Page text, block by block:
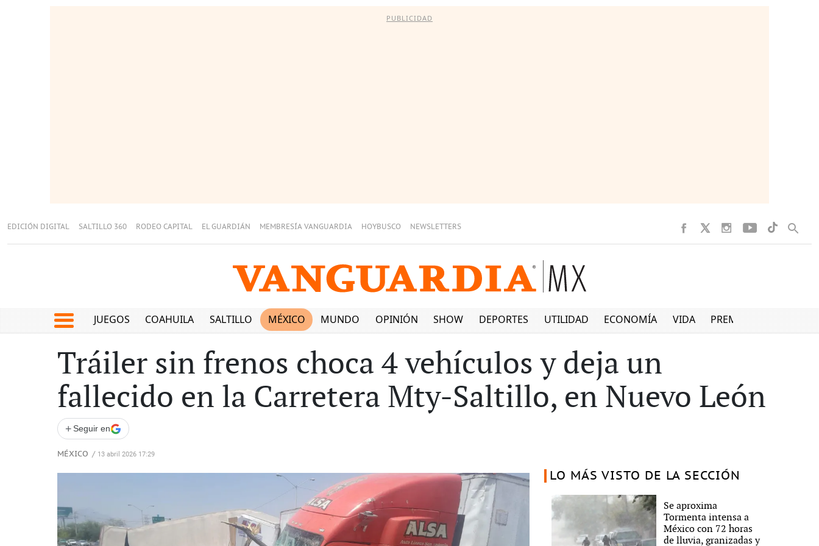
PUBLICIDAD
EDICIÓN DIGITAL SALTILLO 360 RODEO CAPITAL EL GUARDIÁN MEMBRESÍA VANGUARDIA HOYBUSCO NEWSLETTERS
JUEGOS COAHUILA SALTILLO MÉXICO MUNDO OPINIÓN SHOW DEPORTES UTILIDAD ECONOMÍA VIDA PREMIUM
Tráiler sin frenos choca 4 vehículos y deja un
fallecido en la Carretera Mty-Saltillo, en Nuevo León
+ Seguir en
MÉXICO / 13 abril 2026 17:29
LO MÁS VISTO DE LA SECCIÓN
Se aproxima
Tormenta intensa a
México con 72 horas
de lluvia, granizadas y